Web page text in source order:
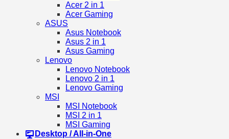
Acer 2 in 1
Acer Gaming
ASUS
Asus Notebook
Asus 2 in 1
Asus Gaming
Lenovo
Lenovo Notebook
Lenovo 2 in 1
Lenovo Gaming
MSI
MSI Notebook
MSI 2 in 1
MSI Gaming
Desktop / All-in-One